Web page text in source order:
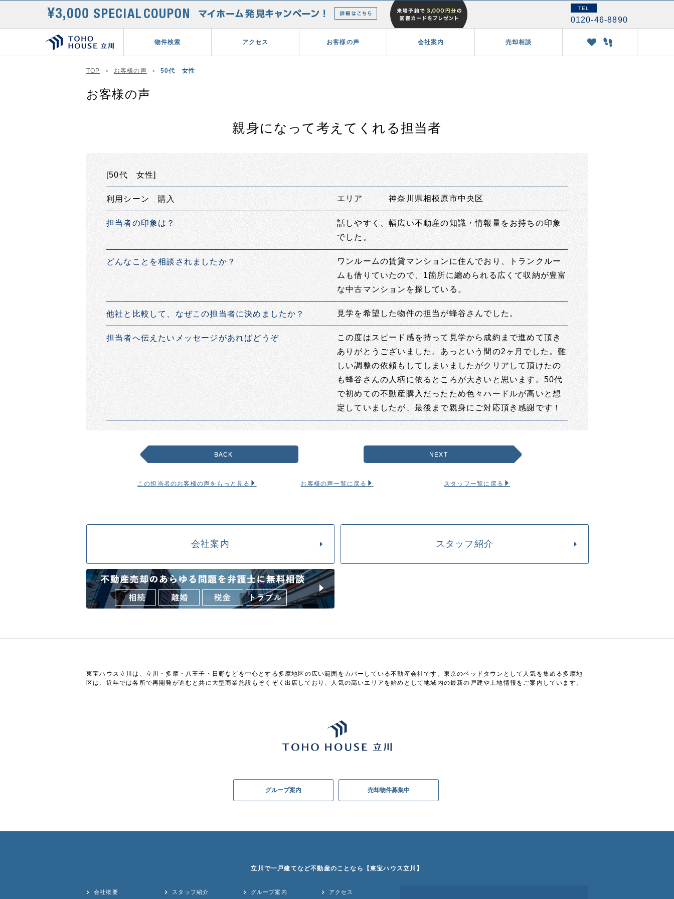
TEL
0120-46-8890
物件検索 アクセス お客様の声 会社案内 売却相談
TOP お客様の声 50代 女性
お客様の声
親身になって考えてくれる担当者
[50代 女性]
利用シーン 購入 エリア 神奈川県相模原市中央区
担当者の印象は？
話しやすく、幅広い不動産の知識・情報量をお持ちの印象
でした。
どんなことを相談されましたか？
ワンルームの賃貸マンションに住んでおり、トランクルー
ムも借りていたので、1箇所に纏められる広くて収納が豊富
な中古マンションを探している。
他社と比較して、なぜこの担当者に決めましたか？ 見学を希望した物件の担当が蜂谷さんでした。
担当者へ伝えたいメッセージがあればどうぞ
この度はスピード感を持って見学から成約まで進めて頂き
ありがとうございました。あっという間の2ヶ月でした。難
しい調整の依頼もしてしまいましたがクリアして頂けたの
も蜂谷さんの人柄に依るところが大きいと思います。50代
で初めての不動産購入だったため色々ハードルが高いと想
定していましたが、最後まで親身にご対応頂き感謝です！
BACK NEXT
この担当者のお客様の声をもっと見る お客様の声一覧に戻る スタッフ一覧に戻る
会社案内 スタッフ紹介
東宝ハウス立川は、立川・多摩・八王子・日野などを中心とする多摩地区の広い範囲をカバーしている不動産会社です。東京のベッドタウンとして人気を集める多摩地
区は、近年では各所で再開発が進むと共に大型商業施設もぞくぞく出店しており、人気の高いエリアを始めとして地域内の最新の戸建や土地情報をご案内しています。
グループ案内 売却物件募集中
立川で一戸建てなど不動産のことなら【東宝ハウス立川】
会社概要 スタッフ紹介 グループ案内 アクセス